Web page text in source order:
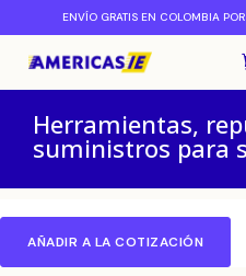
ENVÍO GRATIS EN COLOMBIA
Herramientas,
suministros para
AÑADIR A LA COTIZACIÓN